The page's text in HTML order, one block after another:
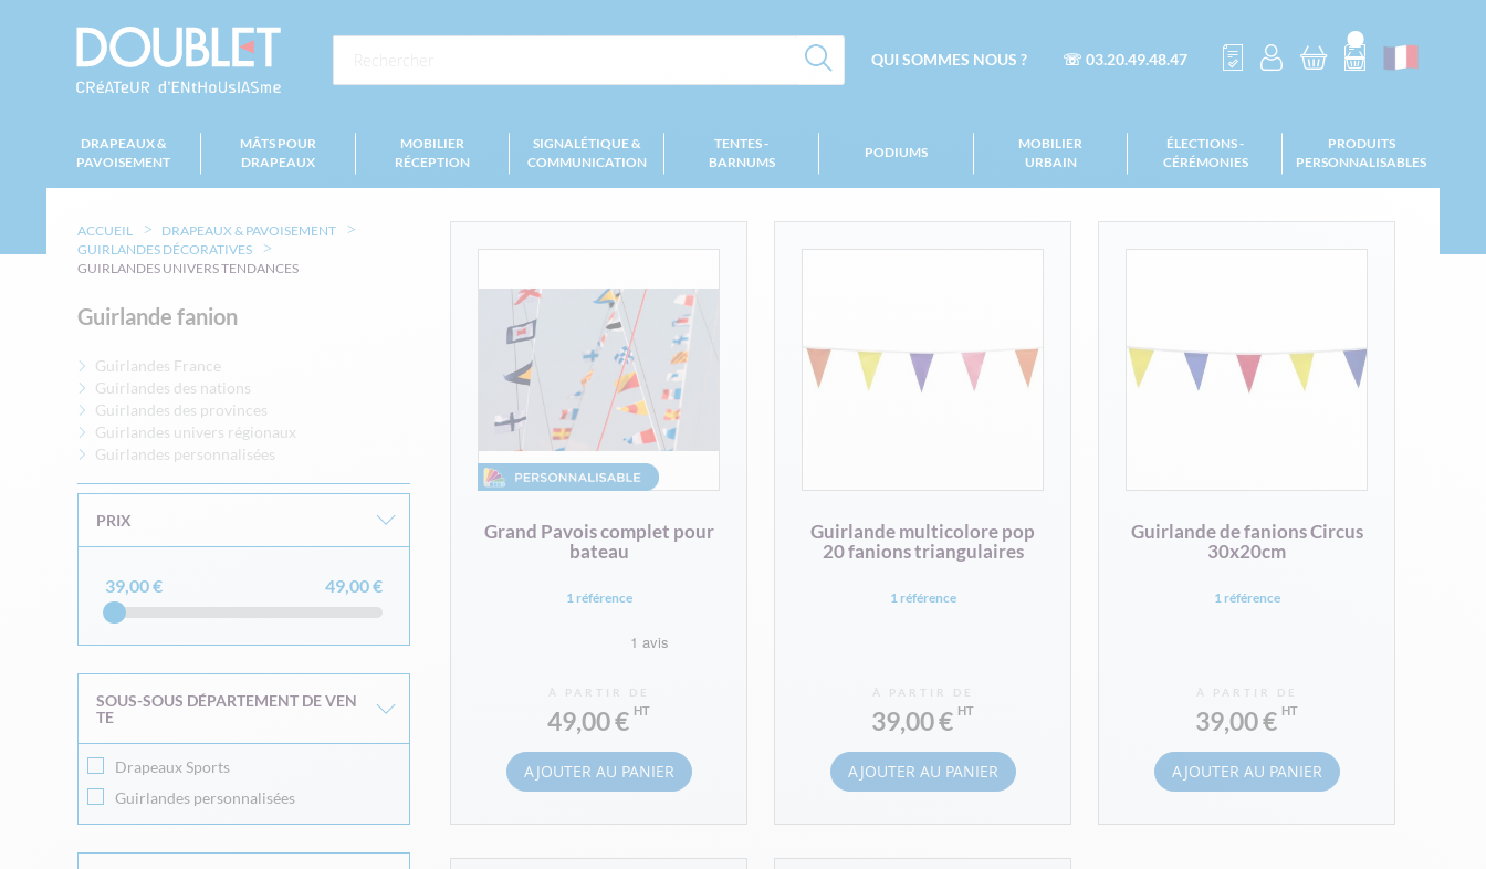
QUI SOMMES NOUS ? ☏ 03.20.49.48.47
DRAPEAUX &
PAVOISEMENT
MÂTS POUR
DRAPEAUX
MOBILIER
RÉCEPTION
SIGNALÉTIQUE &
COMMUNICATION
TENTES -
BARNUMS
PODIUMS
MOBILIER
URBAIN
ÉLECTIONS -
CÉRÉMONIES
PRODUITS
PERSONNALISABLES
Grand Pavois complet pour
bateau
1 référence
À PARTIR DE
49,00 €
AJOUTER AU PANIER
Guirlande multicolore pop
20 fanions triangulaires
1 référence
À PARTIR DE
39,00 €
AJOUTER AU PANIER
Guirlande de fanions Circus
30x20cm
1 référence
À PARTIR DE
39,00 €
AJOUTER AU PANIER
ACCUEIL
DRAPEAUX & PAVOISEMENT
GUIRLANDES DÉCORATIVES
GUIRLANDES UNIVERS TENDANCES
Guirlande fanion
Guirlandes France
Guirlandes des nations
Guirlandes des provinces
Guirlandes univers régionaux
Guirlandes personnalisées
PRIX
39,00 € 49,00 €
SOUS-SOUS DÉPARTEMENT DE VEN
TE
Drapeaux Sports
Guirlandes personnalisées